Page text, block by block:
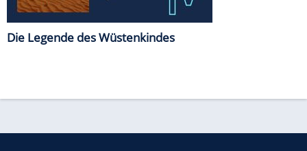
Die Legende des Wüstenkindes